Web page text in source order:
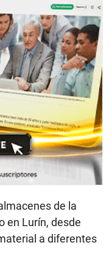
de la
en Lurín, desde
a diferentes